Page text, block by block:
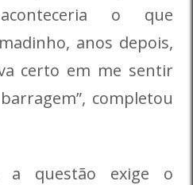
o que
anos depois,
certo em me sentir
completou
a questão exige o